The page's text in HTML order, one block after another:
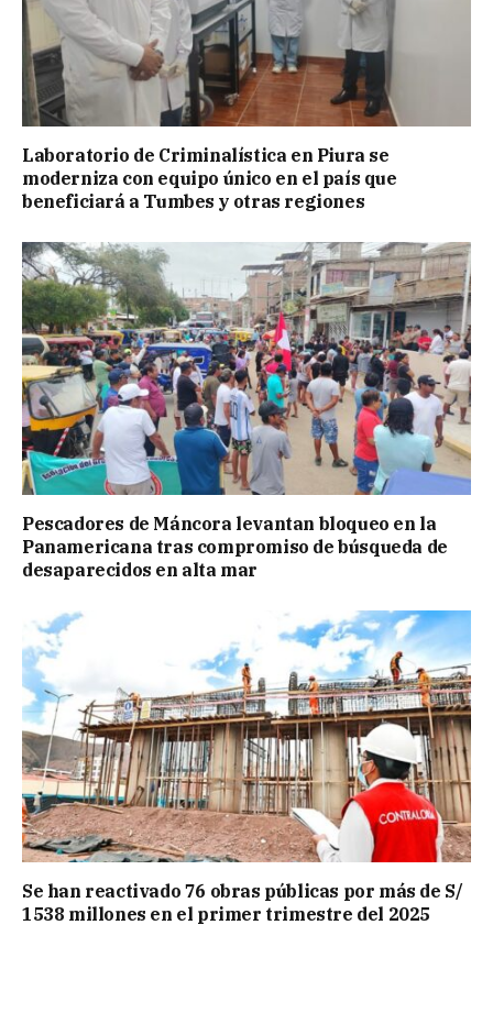
Laboratorio de Criminalística en Piura se
moderniza con equipo único en el país que
beneficiará a Tumbes y otras regiones
Pescadores de Máncora levantan bloqueo en la
Panamericana tras compromiso de búsqueda de
desaparecidos en alta mar
Se han reactivado 76 obras públicas por más de S/
1538 millones en el primer trimestre del 2025